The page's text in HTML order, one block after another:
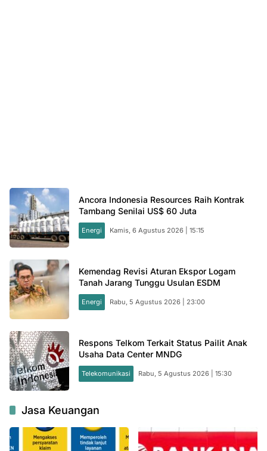
Ancora Indonesia Resources Raih Kontrak
Tambang Senilai US$ 60 Juta
Energi Kamis, 6 Agustus 2026 | 15:15
Kemendag Revisi Aturan Ekspor Logam
Tanah Jarang Tunggu Usulan ESDM
Energi Rabu, 5 Agustus 2026 | 23:00
Respons Telkom Terkait Status Pailit Anak
Usaha Data Center MNDG
Telekomunikasi Rabu, 5 Agustus 2026 | 15:30
Jasa Keuangan